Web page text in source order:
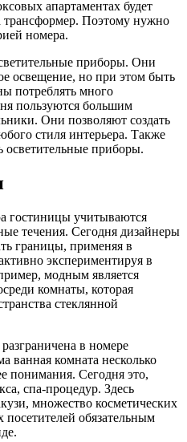
апартаментах будет
трансформер. Поэтому нужно
номера.
приборы. Они
освещение, но при этом быть
потреблять много
пользуются большим
Они позволяют создать
стиля интерьера. Также
осветительные приборы.
гостиницы учитываются
течения. Сегодня дизайнеры
границы, применяя в
экспериментируя в
модным является
комнаты, которая
стеклянной
в номере
ванная комната несколько
понимания. Сегодня это,
спа-процедур. Здесь
множество косметических
обязательным